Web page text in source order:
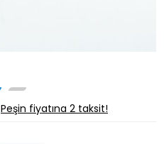
Peşin fiyatına 2 taksit!